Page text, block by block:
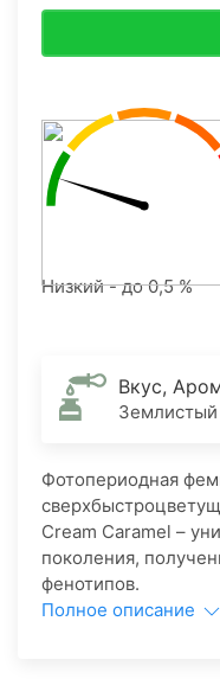
Низкий - до 0,5 %
Землистый
Фотопериодная
Cream Caramel –
поколения,
фенотипов.
Полное описание